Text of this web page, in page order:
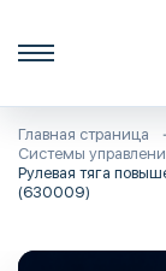
Главная страница
Системы
Рулевая тяга
(630009)